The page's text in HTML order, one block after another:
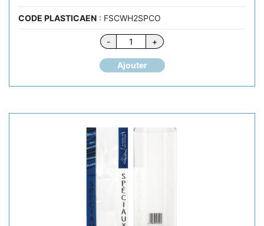
CODE PLASTICAEN : FSCWH2SPCO
-
quantité
de
PAIN
+
Ajouter